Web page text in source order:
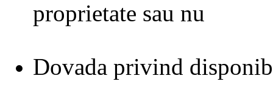
proprietate sau nu
Dovada privind